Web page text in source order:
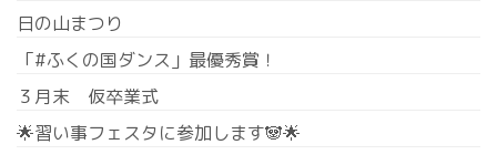
日の山まつり
「#ふくの国ダンス」最優秀賞！
３月末 仮卒業式
🌟習い事フェスタに参加します🐼🌟